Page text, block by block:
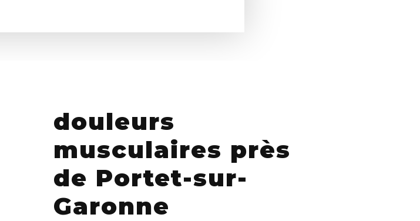
douleurs
musculaires près
de Portet-sur-
Garonne